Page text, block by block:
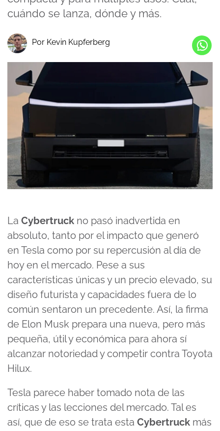
cuándo se lanza, dónde y más.
Por Kevin Kupferberg
La Cybertruck no pasó inadvertida en
absoluto, tanto por el impacto que generó
en Tesla como por su repercusión al día de
hoy en el mercado. Pese a sus
características únicas y un precio elevado, su
diseño futurista y capacidades fuera de lo
común sentaron un precedente. Así, la firma
de Elon Musk prepara una nueva, pero más
pequeña, útil y económica para ahora sí
alcanzar notoriedad y competir contra Toyota
Hilux.
Tesla parece haber tomado nota de las
críticas y las lecciones del mercado. Tal es
así, que de eso se trata esta Cybertruck más